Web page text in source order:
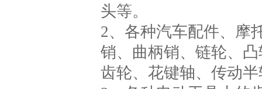
头等。
2、各种汽车配件、摩
销、曲柄销、链轮、
齿轮、花键轴、传动